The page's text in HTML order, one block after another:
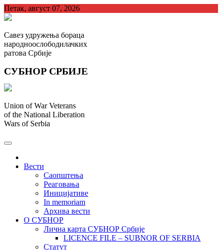
Skip
to
Петак, август 07, 2026
Савез удружења бораца
народноослободилачких
ратова Србије
СУБНОР СРБИЈЕ
Union of War Veterans
of the National Liberation
Wars of Serbia
Вести
Саопштења
Реаговања
Иницијативе
In memoriam
Архива вести
О СУБНОР
Лична карта СУБНОР Србије
LICENCE FILE – SUBNOR OF SERBIA
Статут